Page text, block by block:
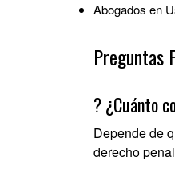
Abogados en
Preguntas
? ¿Cuánto
Depende de
derecho